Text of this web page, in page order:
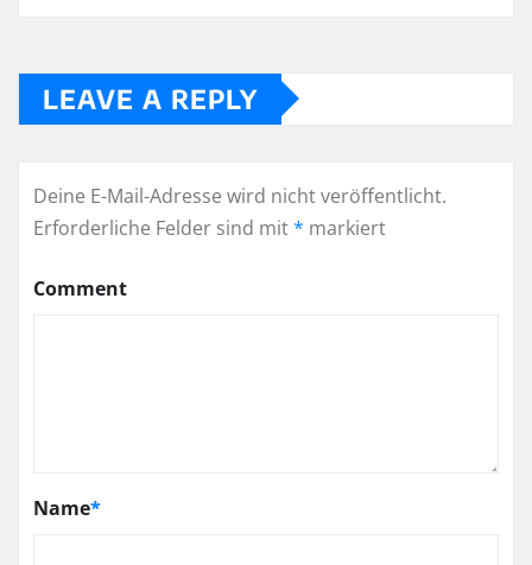
LEAVE A REPLY
Deine E-Mail-Adresse wird nicht veröffentlicht.
Erforderliche Felder sind mit* markiert
Comment
Name*